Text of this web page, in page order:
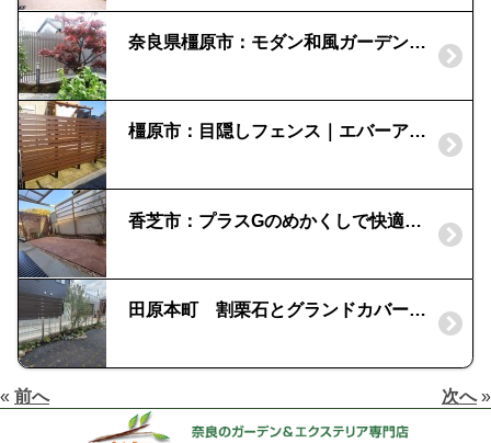
奈良県橿原市：モダン和風ガーデンの演出|紅葉ノムラモミジ
橿原市：目隠しフェンス｜エバーアートウッド
香芝市：プラスGのめかくしで快適ガーデン
田原本町 割栗石とグランドカバーで快適なお庭｜エコモックフェンス
« 前へ 次へ»